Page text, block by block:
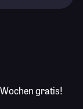
gratis!